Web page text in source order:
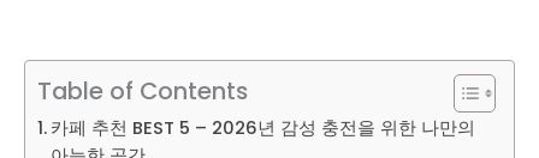
Table of Contents
카페 추천 BEST 5 – 2026년 감성 충전을 위한 나만의